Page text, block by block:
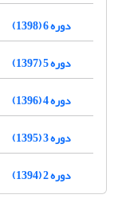
دوره 6 (1398)
دوره 5 (1397)
دوره 4 (1396)
دوره 3 (1395)
دوره 2 (1394)